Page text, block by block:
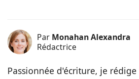
Par Monahan Alexandra
Rédactrice
Passionnée d'écriture, je